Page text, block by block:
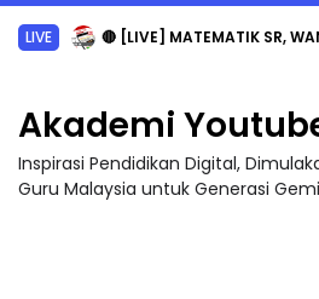
LIVE 🔴 [LIVE] MATEMATIK SR, WANG TAHUN 6 OLEH CIKGU ANITA
Akademi
Inspirasi Pendidikan Digital,
Guru Malaysia untuk Generasi